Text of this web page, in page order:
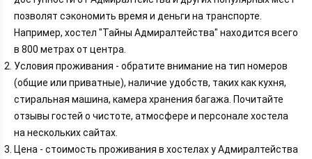
позволят сэкономить время и деньги на транспорте.
Например, хостел "Тайны Адмиралтейства" находится всего
в 800 метрах от центра.
Условия проживания - обратите внимание на тип номеров
(общие или приватные), наличие удобств, таких как кухня,
стиральная машина, камера хранения багажа. Почитайте
отзывы гостей о чистоте, атмосфере и персонале хостела
на нескольких сайтах.
Цена - стоимость проживания в хостелах у Адмиралтейства